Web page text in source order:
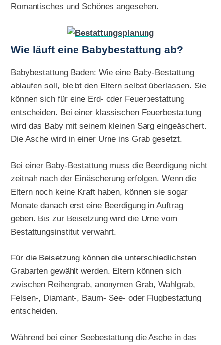
Romantisches und Schönes angesehen.
Wie läuft eine Babybestattung ab?
Babybestattung Baden: Wie eine Baby-Bestattung
ablaufen soll, bleibt den Eltern selbst überlassen. Sie
können sich für eine Erd- oder Feuerbestattung
entscheiden. Bei einer klassischen Feuerbestattung
wird das Baby mit seinem kleinen Sarg eingeäschert.
Die Asche wird in einer Urne ins Grab gesetzt.
Bei einer Baby-Bestattung muss die Beerdigung nicht
zeitnah nach der Einäscherung erfolgen. Wenn die
Eltern noch keine Kraft haben, können sie sogar
Monate danach erst eine Beerdigung in Auftrag
geben. Bis zur Beisetzung wird die Urne vom
Bestattungsinstitut verwahrt.
Für die Beisetzung können die unterschiedlichsten
Grabarten gewählt werden. Eltern können sich
zwischen Reihengrab, anonymen Grab, Wahlgrab,
Felsen-, Diamant-, Baum- See- oder Flugbestattung
entscheiden.
Während bei einer Seebestattung die Asche in das